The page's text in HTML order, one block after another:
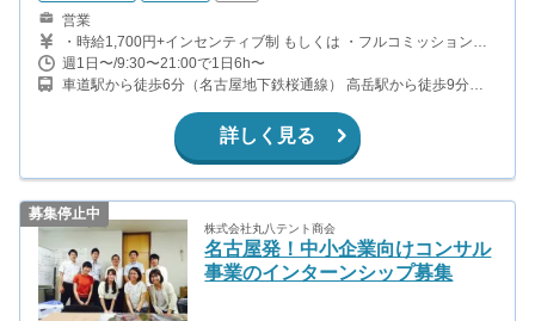
営業
・時給1,700円+インセンティブ制 もしくは ・フルコミッション
制：1件契約につき、80,000円〜120,000円（実績等に応じて変動
します） のいずれかをお選びいただけます。 【就活支援制度】 大
学3年生・4年生には、自己分析から就職先選定のサポートを行って
います。ES添削、面接対策の就活サポートは勿論、就活無双をお約
週1日〜/9:30〜21:00で1日6h〜
車道駅から徒歩6分（名古屋地下鉄桜通線） 高岳駅から徒歩9分
海）、名古屋地下鉄東山線） 新栄町駅から徒歩10分（名古屋地下
詳しく見る
募集停止中
株式会社丸八テント商会
名古屋発！中小企業向けコンサル
事業のインターンシップ募集